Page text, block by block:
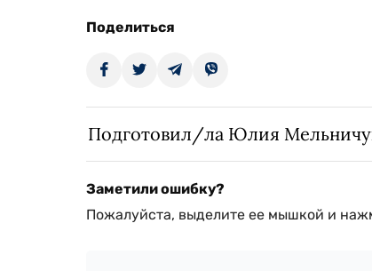
Поделиться
Подготовил/ла Юлия
Заметили ошибку?
Пожалуйста, выделите ее мышкой и